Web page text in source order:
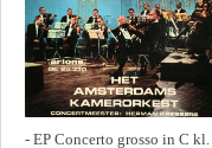
- EP Concerto grosso in C